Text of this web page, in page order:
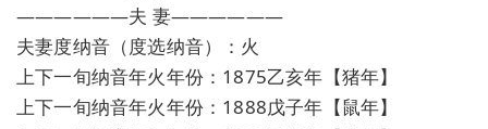
——————夫 妻——————
夫妻度纳音（度选纳音）：火
上下一旬纳音年火年份：1875乙亥年【猪年】
上下一旬纳音年火年份：1888戊子年【鼠年】